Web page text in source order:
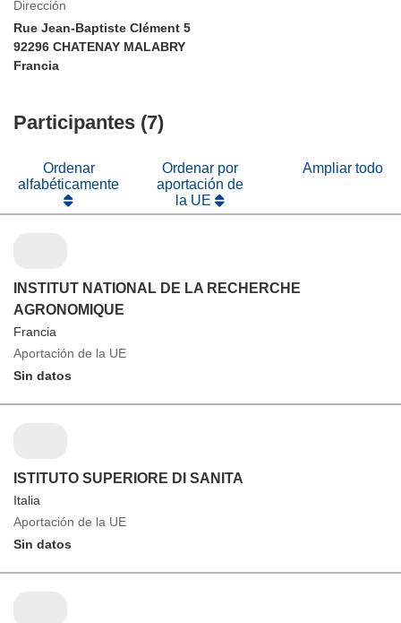
Dirección
Rue Jean-Baptiste Clément 5
92296 CHATENAY MALABRY
Francia
Participantes (7)
Ordenar
alfabéticamente
Ordenar por
aportación de
la UE
Ampliar todo
INSTITUT NATIONAL DE LA RECHERCHE
AGRONOMIQUE
Francia
Aportación de la UE
Sin datos
ISTITUTO SUPERIORE DI SANITA
Italia
Aportación de la UE
Sin datos